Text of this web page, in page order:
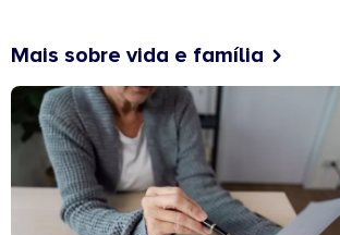
Mais sobre vida e família